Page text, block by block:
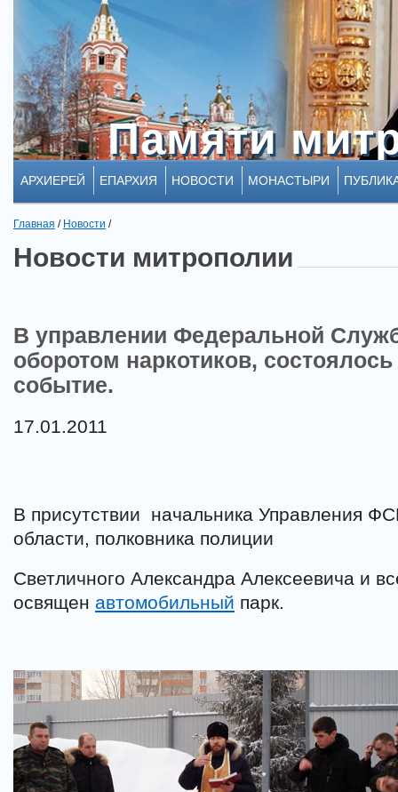
Памяти
Памяти
АРХИЕРЕЙ ЕПАРХИЯ НОВОСТИ МОНАСТЫРИ
Главная / Новости /
Новости митрополии
В управлении Федеральной
оборотом наркотиков,
событие.
17.01.2011
В присутствии начальника Управления
области, полковника полиции
Светличного Александра Алексеевича и
освящен автомобильный парк.